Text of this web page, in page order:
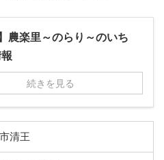
農楽里～のらり～のいち
続きを見る
清王